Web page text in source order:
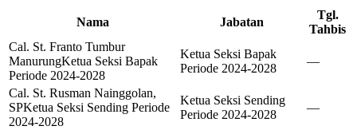
Nama Jabatan
Tgl.
Tahbis
Cal. St. Franto Tumbur
ManurungKetua Seksi Bapak
Periode 2024-2028
Ketua Seksi Bapak
Periode 2024-2028
—
Cal. St. Rusman Nainggolan,
SPKetua Seksi Sending Periode
2024-2028
Ketua Seksi Sending
Periode 2024-2028
—